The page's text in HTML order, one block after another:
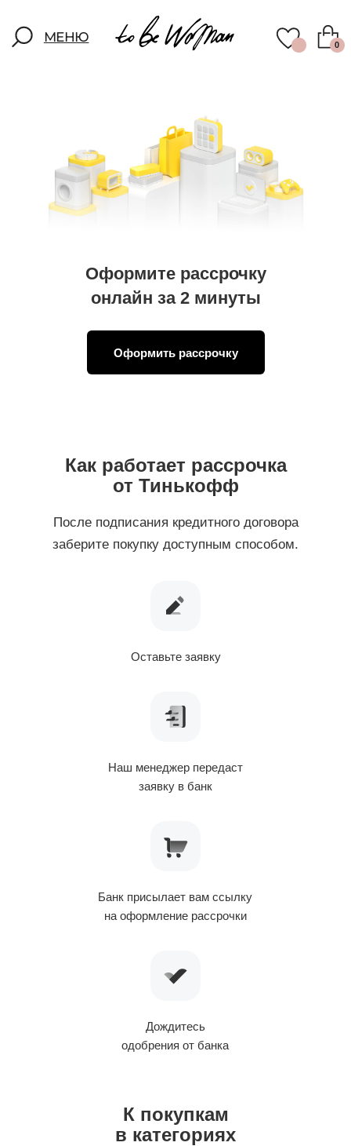
МЕНЮ 0
Оформите рассрочку
онлайн за 2 минуты
Оформить рассрочку
Как работает рассрочка
от Тинькофф
После подписания кредитного договора
заберите покупку доступным способом.
Оставьте заявку
Наш менеджер передаст
заявку в банк
Банк присылает вам ссылку
на оформление рассрочки
Дождитесь
одобрения от банка
К покупкам
в категориях